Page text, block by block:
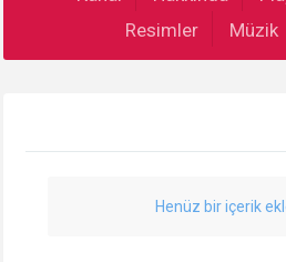
Resimler
Müzik
Henüz bir içerik